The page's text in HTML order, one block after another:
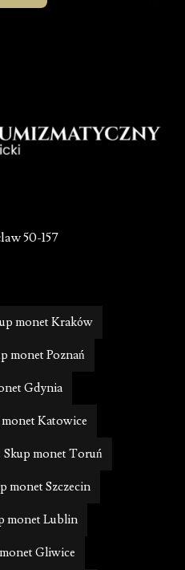
50-157
monet Kraków
monet Poznań
Gdynia
Katowice
Skup monet Toruń
monet Szczecin
monet Lublin
Gliwice